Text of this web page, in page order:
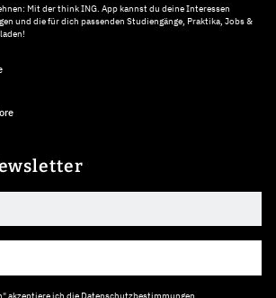
Mit der think ING. App kannst du deine Interessen
und die für dich passenden Studiengänge, Praktika, Jobs &
akzeptiere ich die Datenschutzbestimmungen